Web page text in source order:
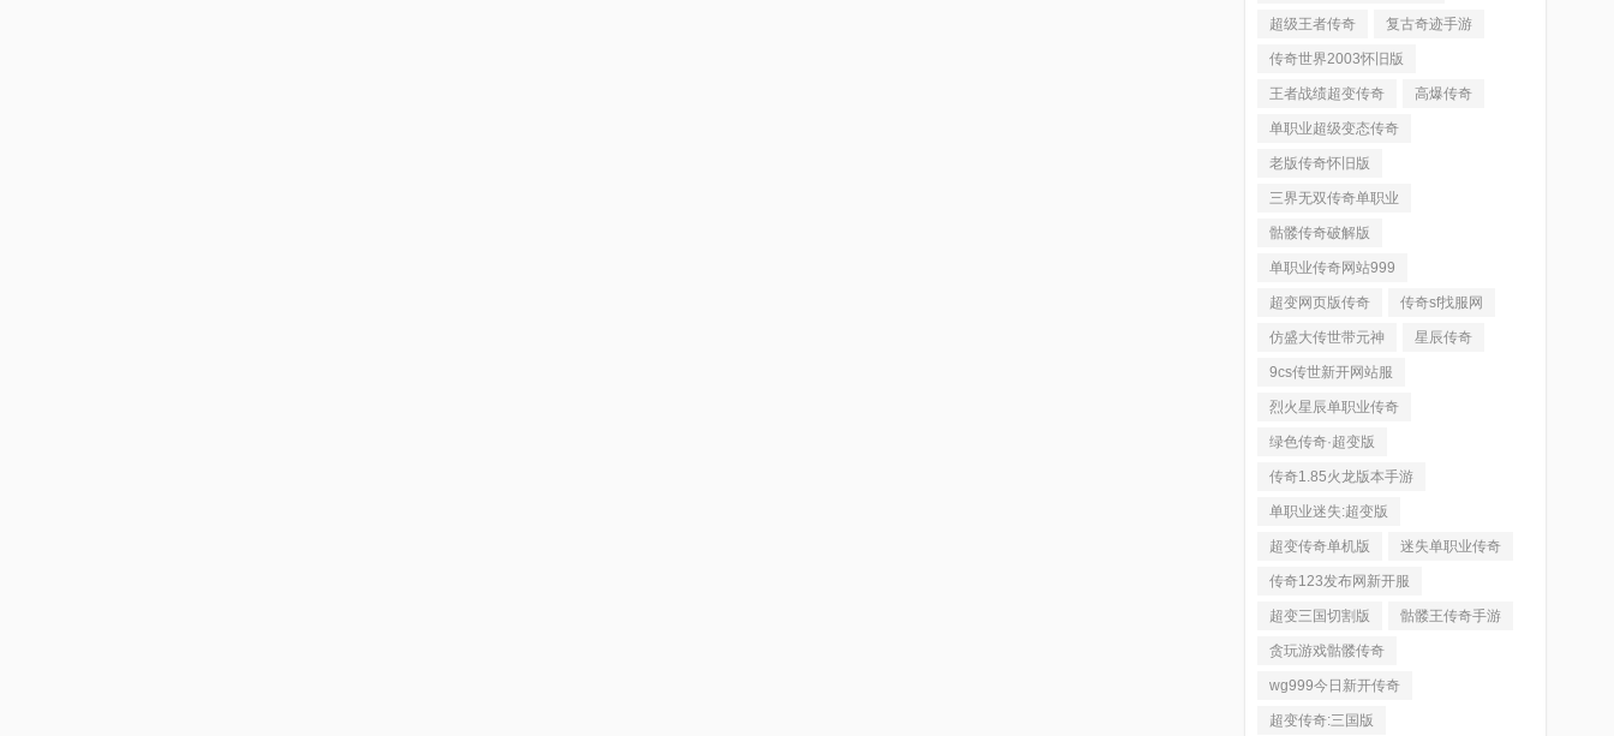
超级王者传奇 复古奇迹手游
传奇世界2003怀旧版
王者战绩超变传奇 高爆传奇
单职业超级变态传奇
老版传奇怀旧版
三界无双传奇单职业
骷髅传奇破解版
单职业传奇网站999
超变网页版传奇 传奇sf找服网
仿盛大传世带元神 星辰传奇
9cs传世新开网站服
烈火星辰单职业传奇
绿色传奇·超变版
传奇1.85火龙版本手游
单职业迷失:超变版
超变传奇单机版 迷失单职业传奇
传奇123发布网新开服
超变三国切割版 骷髅王传奇手游
贪玩游戏骷髅传奇
wg999今日新开传奇
超变传奇:三国版